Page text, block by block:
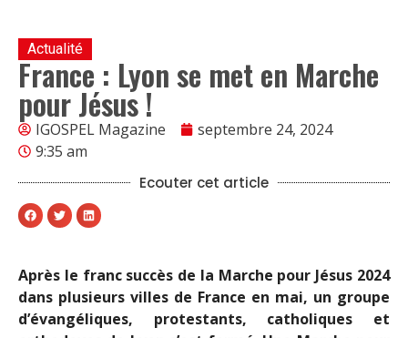
Actualité
France : Lyon se met en Marche
pour Jésus !
IGOSPEL Magazine
septembre 24, 2024
9:35 am
Ecouter cet article
Après le franc succès de la Marche pour Jésus 2024
dans plusieurs villes de France en mai, un groupe
d’évangéliques, protestants, catholiques et